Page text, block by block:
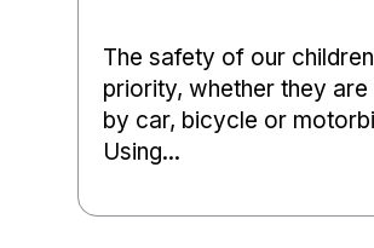
The safety of our
priority, whether they are
by car, bicycle or
Using...